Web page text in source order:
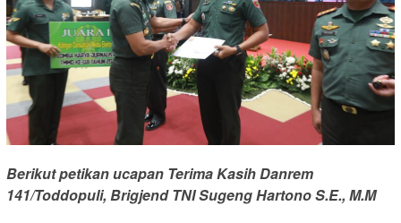
Berikut petikan ucapan Terima Kasih Danrem
141/Toddopuli, Brigjend TNI Sugeng Hartono S.E., M.M